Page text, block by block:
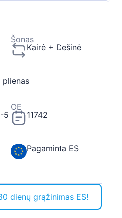
Šonas
Kairė + Dešinė
plienas
5
OE
11742
Pagaminta ES
dienų grąžinimas ES!